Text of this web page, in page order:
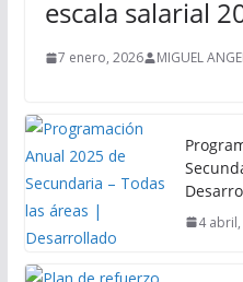
escala salarial
7 enero, 2026 MIGUEL
4